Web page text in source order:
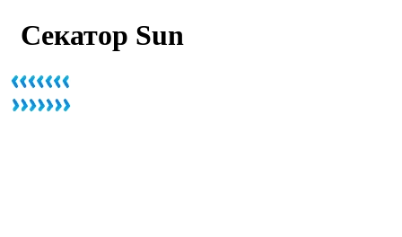
Секатор Sun